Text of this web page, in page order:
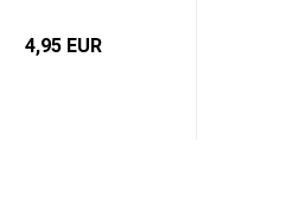
4,95 EUR